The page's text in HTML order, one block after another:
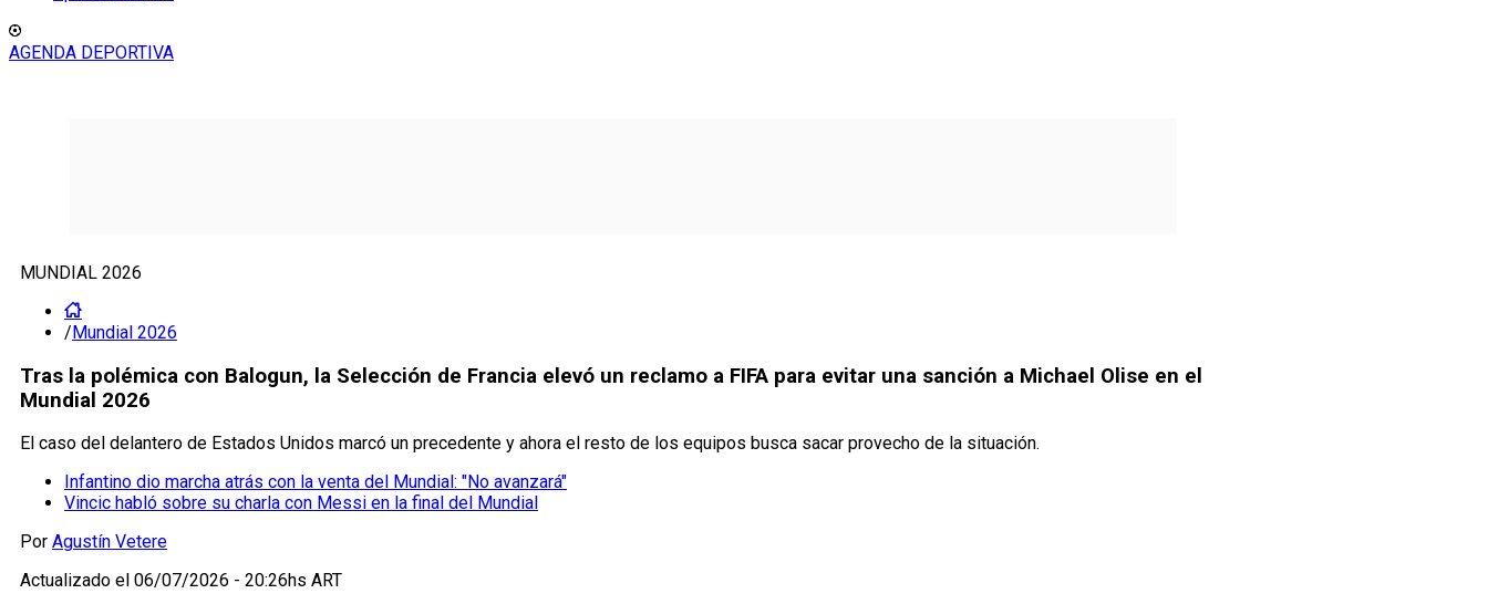
AGENDA DEPORTIVA
MUNDIAL 2026
/Mundial 2026
Tras la polémica con Balogun, la Selección de Francia elevó un reclamo a FIFA para evitar una sanción a Michael Olise en el
Mundial 2026
El caso del delantero de Estados Unidos marcó un precedente y ahora el resto de los equipos busca sacar provecho de la situación.
Infantino dio marcha atrás con la venta del Mundial: "No avanzará"
Vincic habló sobre su charla con Messi en la final del Mundial
Por Agustín Vetere
Actualizado el 06/07/2026 - 20:26hs ART